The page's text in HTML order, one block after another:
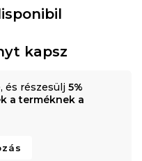
kapsz
és részesülj 5%
a terméknek a